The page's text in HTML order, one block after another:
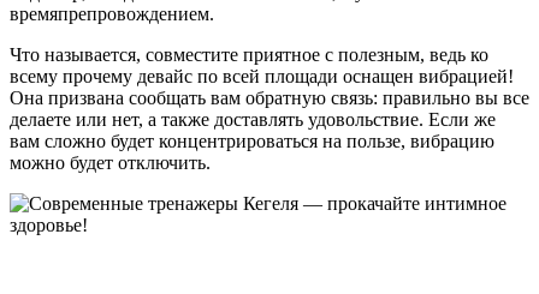
времяпрепровождением.
Что называется, совместите приятное с полезным, ведь ко
всему прочему девайс по всей площади оснащен вибрацией!
Она призвана сообщать вам обратную связь: правильно вы все
делаете или нет, а также доставлять удовольствие. Если же
вам сложно будет концентрироваться на пользе, вибрацию
можно будет отключить.